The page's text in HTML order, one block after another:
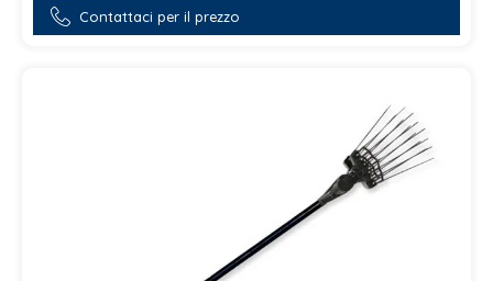
Contattaci per il prezzo